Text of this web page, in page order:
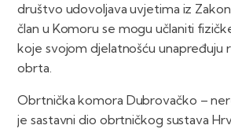
društvo udovoljava uvjetima iz
član u Komoru se mogu učlaniti
koje svojom djelatnošću unapređuju
obrta.
Obrtnička komora Dubrovačko –
je sastavni dio obrtničkog sustava